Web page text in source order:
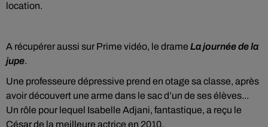
location.
A récupérer aussi sur Prime vidéo, le drame La journée de la
jupe.
Une professeure dépressive prend en otage sa classe, après
avoir découvert une arme dans le sac d’un de ses élèves...
Un rôle pour lequel Isabelle Adjani, fantastique, a reçu le
César de la meilleure actrice en 2010.